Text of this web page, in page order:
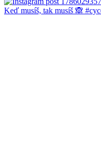
Keď musíš, tak musíš 🙈